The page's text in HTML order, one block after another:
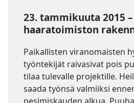
23. tammikuuta 2015 –
haaratoimiston
Paikallisten viranomaisten
työntekijät raivasivat pois
tilaa tulevalle projektille.
saada työnsä valmiiksi